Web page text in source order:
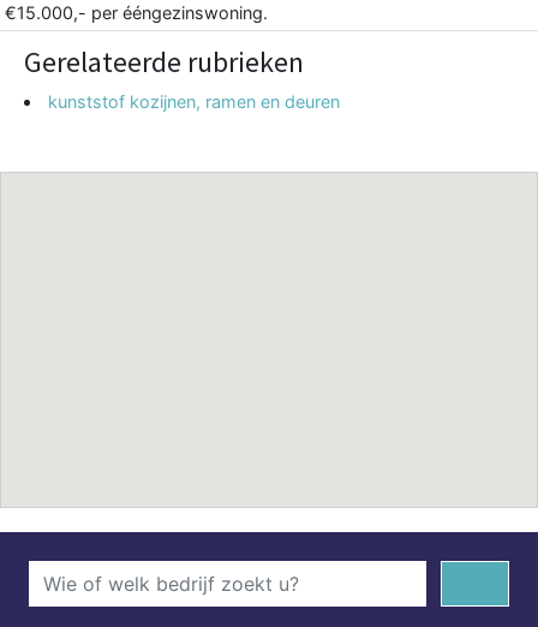
€15.000,- per ééngezinswoning.
Gerelateerde rubrieken
kunststof kozijnen, ramen en deuren